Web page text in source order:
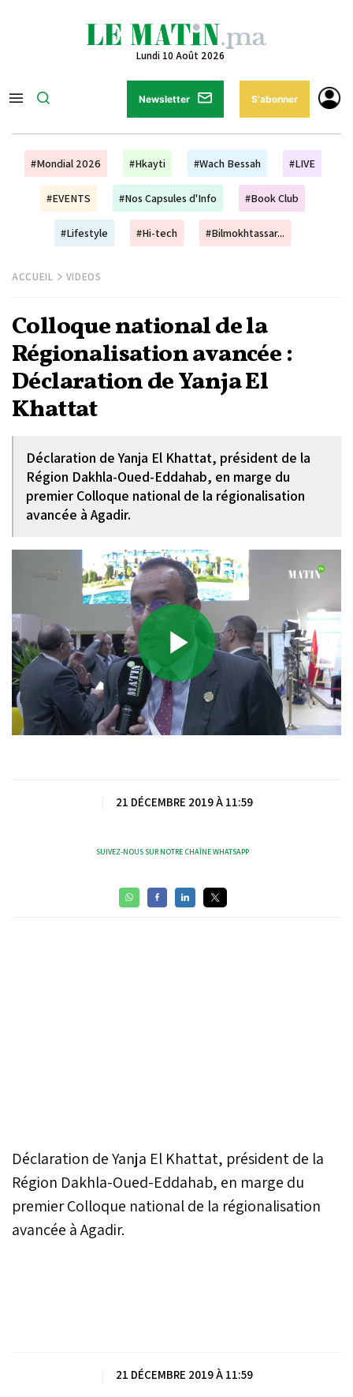
Lundi 10 Août 2026
Newsletter S'abonner
#Mondial 2026 #Hkayti #Wach Bessah #LIVE
#EVENTS #Nos Capsules d'Info #Book Club
#Lifestyle #Hi-tech #Bilmokhtassar...
ACCUEIL VIDEOS
Colloque national de la
Régionalisation avancée :
Déclaration de Yanja El
Khattat
Déclaration de Yanja El Khattat, président de la
Région Dakhla-Oued-Eddahab, en marge du
premier Colloque national de la régionalisation
avancée à Agadir.
Play
21 DÉCEMBRE 2019 À 11:59
SUIVEZ-NOUS SUR NOTRE CHAÎNE WHATSAPP
Déclaration de Yanja El Khattat, président de la
Région Dakhla-Oued-Eddahab, en marge du
premier Colloque national de la régionalisation
avancée à Agadir.
21 DÉCEMBRE 2019 À 11:59